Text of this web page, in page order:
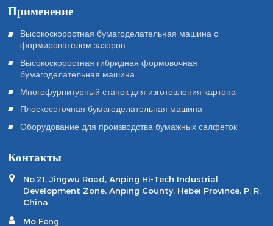
Применение
Высокоскоростная бумагоделательная машина с
формирователем зазоров
Высокоскоростная гибридная формовочная
бумагоделательная машина
Многофурнитурный станок для изготовления картона
Плоскосеточная бумагоделательная машина
Оборудование для производства бумажных салфеток
Контакты
No.21, Jingwu Road, Anping Hi-Tech Industrial
Development Zone, Anping County, Hebei Province, P. R.
China
Mo Feng